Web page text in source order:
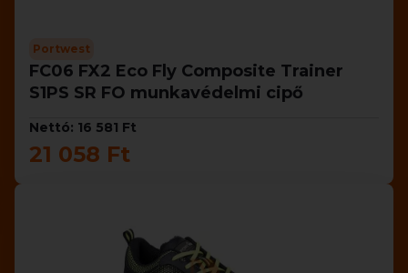
Portwest
FC06 FX2 Eco Fly Composite Trainer
S1PS SR FO munkavédelmi cipő
Nettó: 16 581 Ft
21 058 Ft